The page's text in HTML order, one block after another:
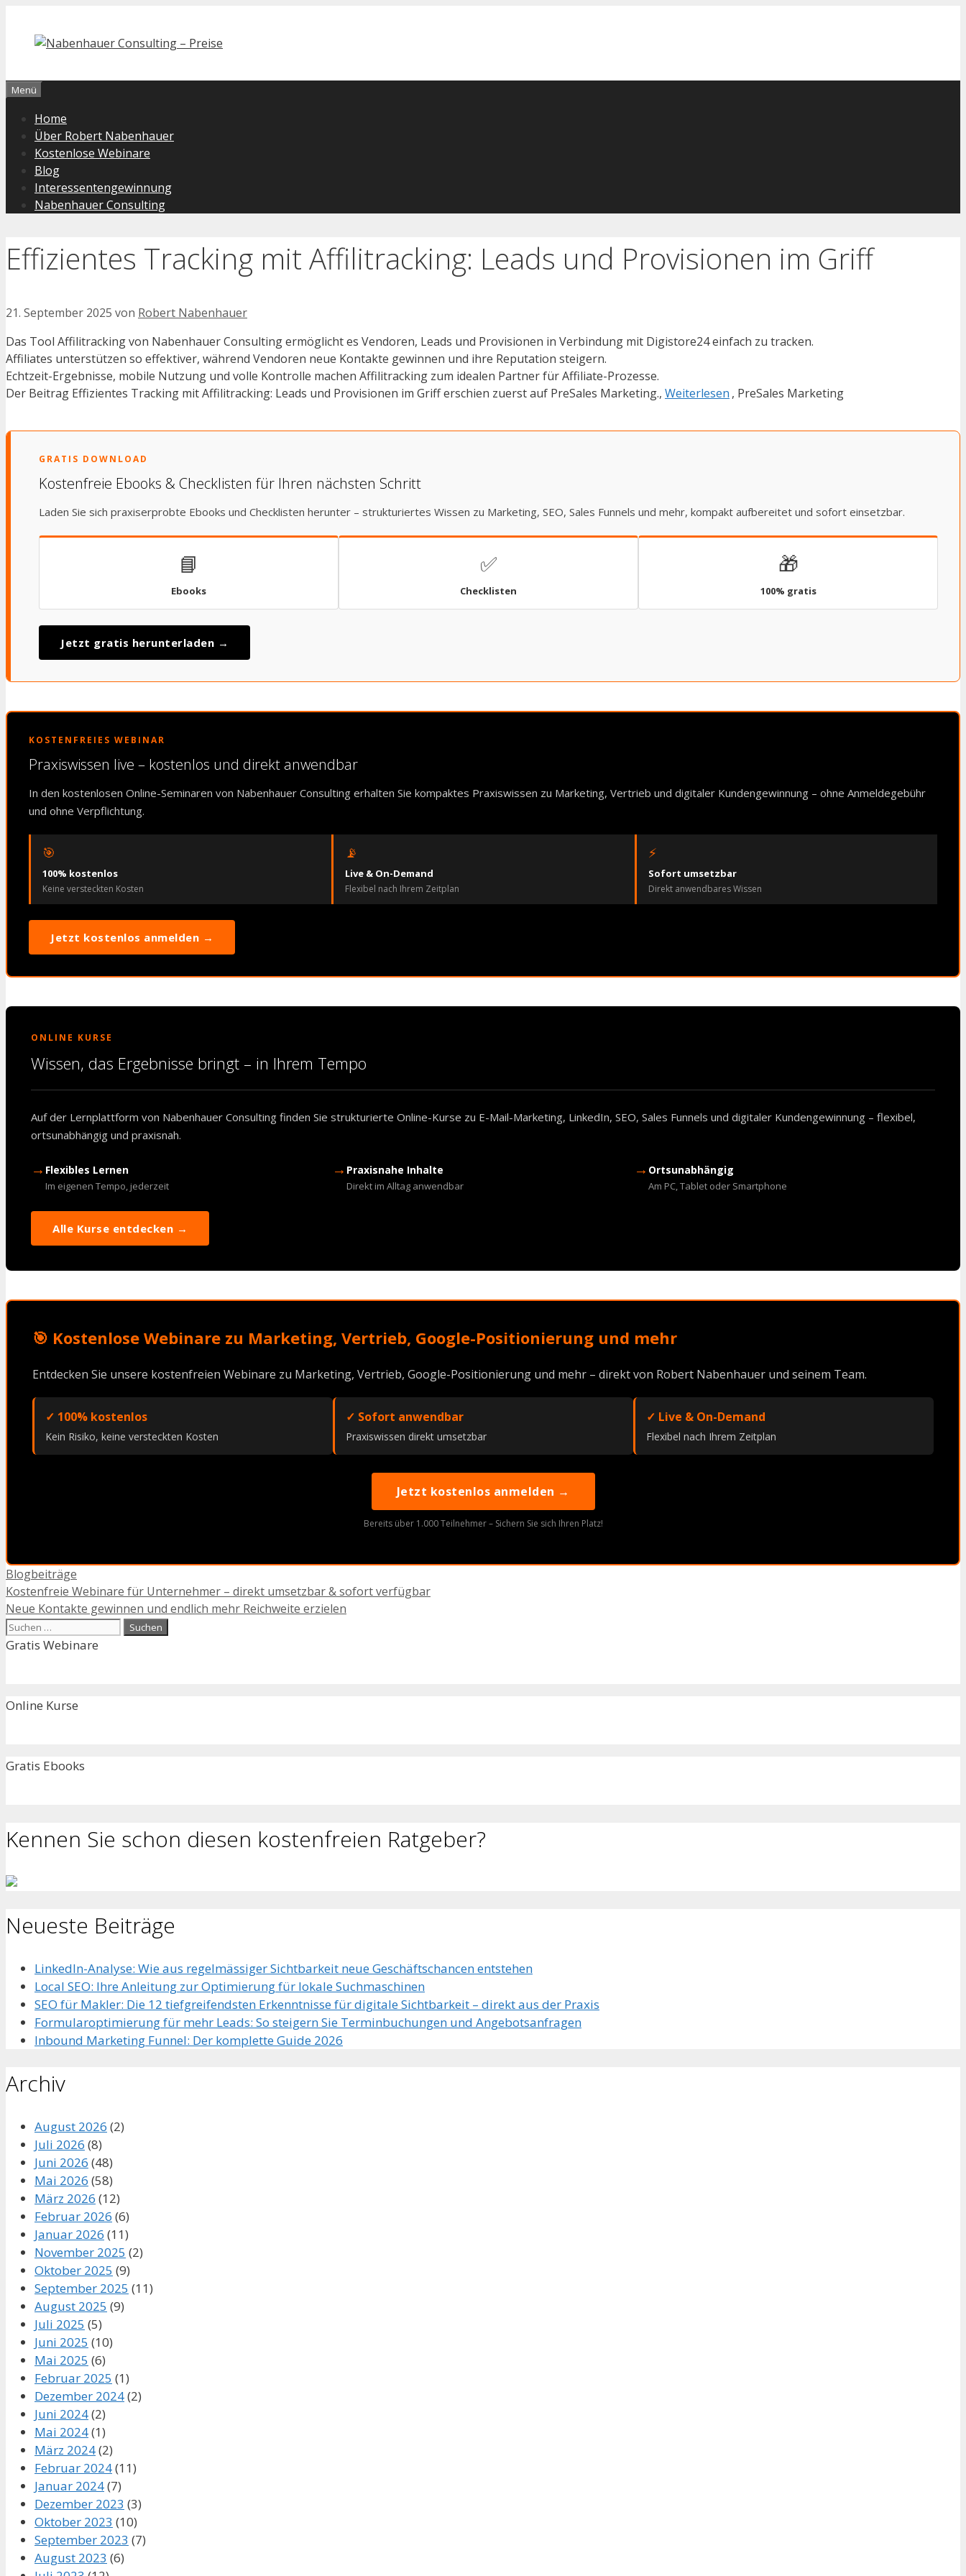
Inhalt
springen
Menü
Home
Über Robert Nabenhauer
Kostenlose Webinare
Blog
Interessentengewinnung
Nabenhauer Consulting
Effizientes Tracking mit Affilitracking: Leads und Provisionen im Griff
21. September 2025 von Robert Nabenhauer
Das Tool Affilitracking von Nabenhauer Consulting ermöglicht es Vendoren, Leads und Provisionen in Verbindung mit Digistore24 einfach zu tracken.
Affiliates unterstützen so effektiver, während Vendoren neue Kontakte gewinnen und ihre Reputation steigern.
Echtzeit-Ergebnisse, mobile Nutzung und volle Kontrolle machen Affilitracking zum idealen Partner für Affiliate-Prozesse.
Der Beitrag Effizientes Tracking mit Affilitracking: Leads und Provisionen im Griff erschien zuerst auf PreSales Marketing., Weiterlesen , PreSales Marketing
GRATIS DOWNLOAD
Kostenfreie Ebooks & Checklisten für Ihren nächsten Schritt
Laden Sie sich praxiserprobte Ebooks und Checklisten herunter – strukturiertes Wissen zu Marketing, SEO, Sales Funnels und mehr, kompakt aufbereitet und sofort einsetzbar.
📘
Ebooks
✅
Checklisten
🎁
100% gratis
Jetzt gratis herunterladen →
KOSTENFREIES WEBINAR
Praxiswissen live – kostenlos und direkt anwendbar
In den kostenlosen Online-Seminaren von Nabenhauer Consulting erhalten Sie kompaktes Praxiswissen zu Marketing, Vertrieb und digitaler Kundengewinnung – ohne Anmeldegebühr
und ohne Verpflichtung.
🎯
100% kostenlos
Keine versteckten Kosten
📡
Live & On-Demand
Flexibel nach Ihrem Zeitplan
⚡
Sofort umsetzbar
Direkt anwendbares Wissen
Jetzt kostenlos anmelden →
ONLINE KURSE
Wissen, das Ergebnisse bringt – in Ihrem Tempo
Auf der Lernplattform von Nabenhauer Consulting finden Sie strukturierte Online-Kurse zu E-Mail-Marketing, LinkedIn, SEO, Sales Funnels und digitaler Kundengewinnung – flexibel,
ortsunabhängig und praxisnah.
→ Flexibles Lernen
Im eigenen Tempo, jederzeit
→ Praxisnahe Inhalte
Direkt im Alltag anwendbar
→ Ortsunabhängig
Am PC, Tablet oder Smartphone
Alle Kurse entdecken →
🎯 Kostenlose Webinare zu Marketing, Vertrieb, Google-Positionierung und mehr
Entdecken Sie unsere kostenfreien Webinare zu Marketing, Vertrieb, Google-Positionierung und mehr – direkt von Robert Nabenhauer und seinem Team.
✓ 100% kostenlos
Kein Risiko, keine versteckten Kosten
✓ Sofort anwendbar
Praxiswissen direkt umsetzbar
✓ Live & On-Demand
Flexibel nach Ihrem Zeitplan
Jetzt kostenlos anmelden →
Bereits über 1.000 Teilnehmer – Sichern Sie sich Ihren Platz!
Kategorien
Blogbeiträge
Kostenfreie Webinare für Unternehmer – direkt umsetzbar & sofort verfügbar
Neue Kontakte gewinnen und endlich mehr Reichweite erzielen
Suchen
nach:
Gratis Webinare
Online Kurse
Gratis Ebooks
Kennen Sie schon diesen kostenfreien Ratgeber?
Neueste Beiträge
LinkedIn-Analyse: Wie aus regelmässiger Sichtbarkeit neue Geschäftschancen entstehen
Local SEO: Ihre Anleitung zur Optimierung für lokale Suchmaschinen
SEO für Makler: Die 12 tiefgreifendsten Erkenntnisse für digitale Sichtbarkeit – direkt aus der Praxis
Formularoptimierung für mehr Leads: So steigern Sie Terminbuchungen und Angebotsanfragen
Inbound Marketing Funnel: Der komplette Guide 2026
Archiv
August 2026 (2)
Juli 2026 (8)
Juni 2026 (48)
Mai 2026 (58)
März 2026 (12)
Februar 2026 (6)
Januar 2026 (11)
November 2025 (2)
Oktober 2025 (9)
September 2025 (11)
August 2025 (9)
Juli 2025 (5)
Juni 2025 (10)
Mai 2025 (6)
Februar 2025 (1)
Dezember 2024(2)
Juni 2024(2)
Mai 2024(1)
März 2024(2)
Februar 2024(11)
Januar 2024(7)
Dezember 2023 (3)
Oktober 2023 (10)
September 2023 (7)
August 2023 (6)